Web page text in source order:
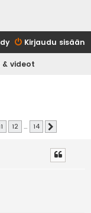
Kirjaudu sisään
videot
12 … 14